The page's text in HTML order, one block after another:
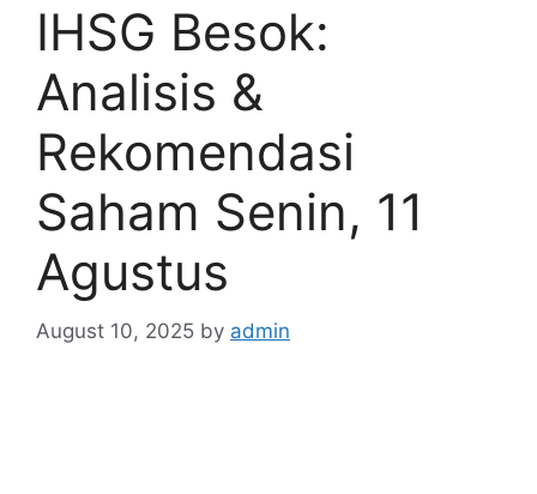
IHSG Besok:
Analisis &
Rekomendasi
Saham Senin, 11
Agustus
August 10, 2025 by admin